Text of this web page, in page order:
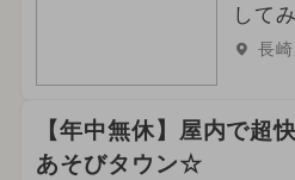
して
長
【年中無休】屋内で超
あそびタウン☆